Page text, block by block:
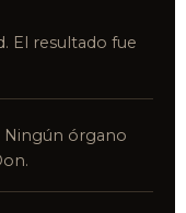
El resultado fue
Ningún órgano